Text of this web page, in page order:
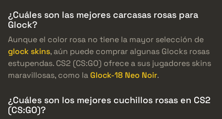
¿Cuáles son las mejores carcasas rosas para
Glock?
Aunque el color rosa no tiene la mayor selección de
glock skins, aún puede comprar algunas Glocks rosas
estupendas. CS2 (CS:GO) ofrece a sus jugadores skins
maravillosas, como laGlock-18 Neo Noir.
¿Cuáles son los mejores cuchillos rosas en CS2
(CS:GO)?